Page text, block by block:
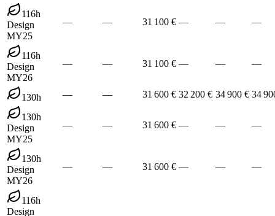
116h
Design
MY25
— — 31 100 € — — —
116h
Design
MY26
— — 31 100 € — — —
130h — — 31 600 € 32 200 € 34 900 € 34
130h
Design
MY25
— — 31 600 € — — —
130h
Design
MY26
— — 31 600 € — — —
116h
Design